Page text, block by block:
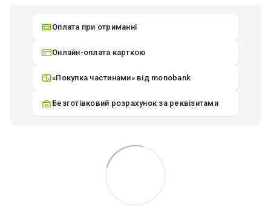
Оплата при отриманні
Онлайн-оплата карткою
«Покупка частинами» від monobank
Безготівковий розрахунок за реквізитами